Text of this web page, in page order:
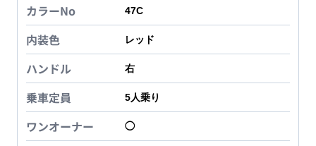
カラーNo 47C
内装色 レッド
ハンドル 右
乗車定員 5人乗り
ワンオーナー ◯